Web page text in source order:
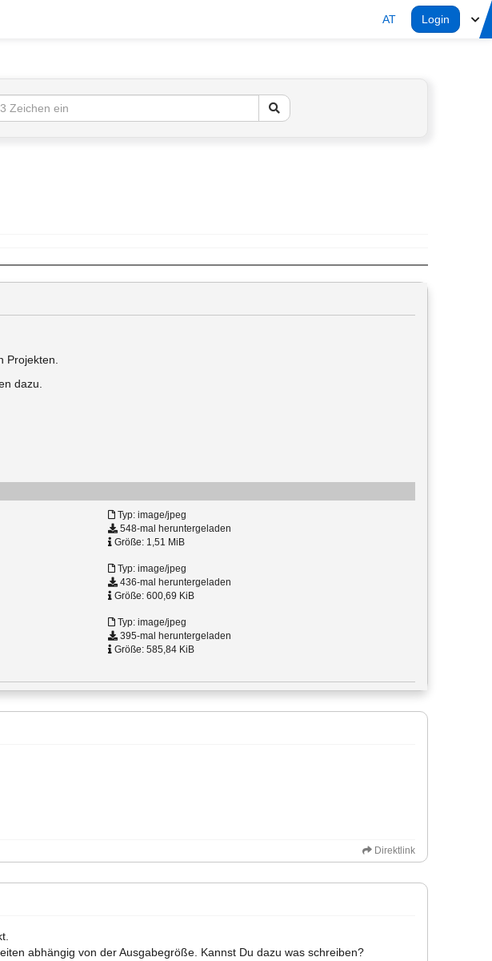
AT Login
Projekten.
dazu.
Typ: image/jpeg
548-mal heruntergeladen
Größe: 1,51 MiB
Typ: image/jpeg
436-mal heruntergeladen
Größe: 600,69 KiB
Typ: image/jpeg
395-mal heruntergeladen
Größe: 585,84 KiB
Direktlink
abhängig von der Ausgabegröße. Kannst Du dazu was schreiben?